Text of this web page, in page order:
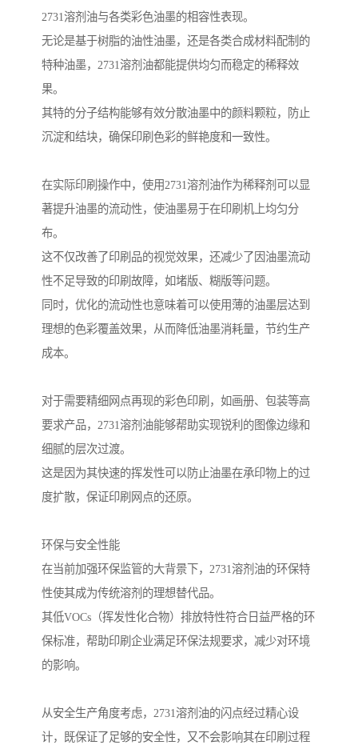
2731溶剂油与各类彩色油墨的相容性表现。
无论是基于树脂的油性油墨，还是各类合成材料配制的
特种油墨，2731溶剂油都能提供均匀而稳定的稀释效
果。
其特的分子结构能够有效分散油墨中的颜料颗粒，防止
沉淀和结块，确保印刷色彩的鲜艳度和一致性。
在实际印刷操作中，使用2731溶剂油作为稀释剂可以显
著提升油墨的流动性，使油墨易于在印刷机上均匀分
布。
这不仅改善了印刷品的视觉效果，还减少了因油墨流动
性不足导致的印刷故障，如堵版、糊版等问题。
同时，优化的流动性也意味着可以使用薄的油墨层达到
理想的色彩覆盖效果，从而降低油墨消耗量，节约生产
成本。
对于需要精细网点再现的彩色印刷，如画册、包装等高
要求产品，2731溶剂油能够帮助实现锐利的图像边缘和
细腻的层次过渡。
这是因为其快速的挥发性可以防止油墨在承印物上的过
度扩散，保证印刷网点的还原。
环保与安全性能
在当前加强环保监管的大背景下，2731溶剂油的环保特
性使其成为传统溶剂的理想替代品。
其低VOCs（挥发性化合物）排放特性符合日益严格的环
保标准，帮助印刷企业满足环保法规要求，减少对环境
的影响。
从安全生产角度考虑，2731溶剂油的闪点经过精心设
计，既保证了足够的安全性，又不会影响其在印刷过程